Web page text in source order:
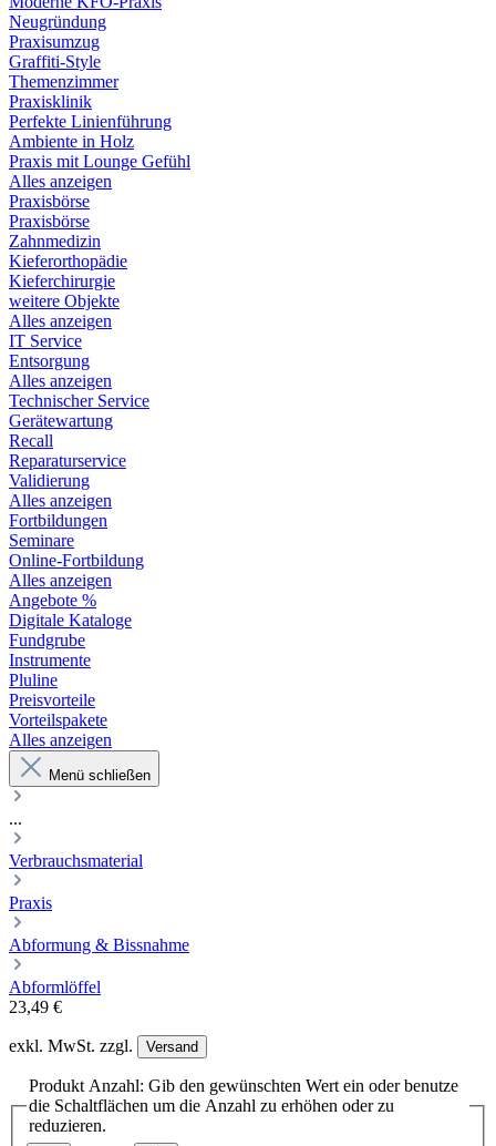
Neugründung
Praxisumzug
Graffiti-Style
Themenzimmer
Praxisklinik
Perfekte Linienführung
Ambiente in Holz
Praxis mit Lounge Gefühl
Alles anzeigen
Praxisbörse
Praxisbörse
Zahnmedizin
Kieferorthopädie
Kieferchirurgie
weitere Objekte
Alles anzeigen
IT Service
Entsorgung
Alles anzeigen
Technischer Service
Gerätewartung
Recall
Reparaturservice
Validierung
Alles anzeigen
Fortbildungen
Seminare
Online-Fortbildung
Alles anzeigen
Angebote %
Digitale Kataloge
Fundgrube
Instrumente
Pluline
Preisvorteile
Vorteilspakete
Alles anzeigen
Menü schließen
...
Verbrauchsmaterial
Praxis
Abformung & Bissnahme
Abformlöffel
23,49 €
exkl. MwSt. zzgl. Versand
Produkt Anzahl: Gib den gewünschten Wert ein oder benutze
die Schaltflächen um die Anzahl zu erhöhen oder zu
reduzieren.